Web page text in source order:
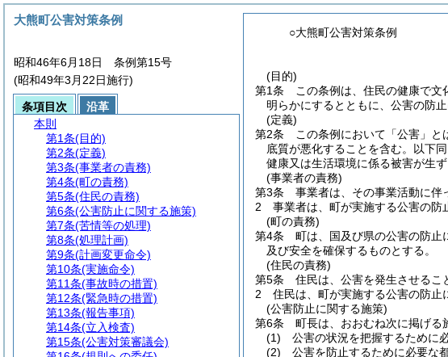
○大熊町公害対策条例
(目的)
第1条
この条例は、住民の健康で
明らかにするとともに、公害の防
(定義)
第2条
この条例において「公害」
底質が悪化することを含む。以下
健康又は生活環境に係る被害が生ず
(事業者の責務)
第3条
事業者は、その事業活動に伴
2
事業者は、町が実施する公害の防
(町の責務)
第4条
町は、国及び県の公害の防止
及び安全を確保するものとする。
(住民の責務)
第5条
住民は、公害を発生させるこ
2
住民は、町が実施する公害の防止
(公害防止に関する施策)
第6条
町長は、おおむね次に掲げる
(1)
公害の状況を把握するために
(2)
公害を防止するために必要な
大熊町公害対策条例
昭和46年6月18日 条例第15号
(昭和49年3月22日施行)
条項目次
沿革
本則
第1条(目的)
第2条(定義)
第3条(事業者の責務)
第4条(町の責務)
第5条(住民の責務)
第6条(公害防止に関する施策)
第7条(苦情等の処理)
第8条(処理計画)
第9条(計画変更命令)
第10条(実施命令)
第11条(事故時の措置)
第12条(緊急時の措置)
第13条(報告事項)
第14条(立入検査)
第15条(公害対策審議会)